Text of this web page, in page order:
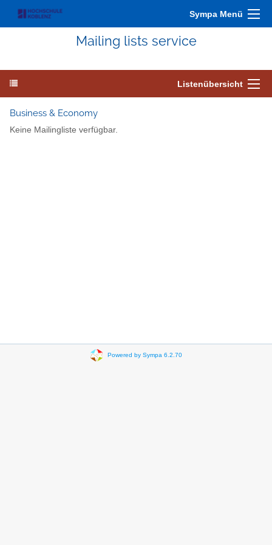
Sympa Menü
Mailing lists service
Listenübersicht
Business & Economy
Keine Mailingliste verfügbar.
Powered by Sympa 6.2.70